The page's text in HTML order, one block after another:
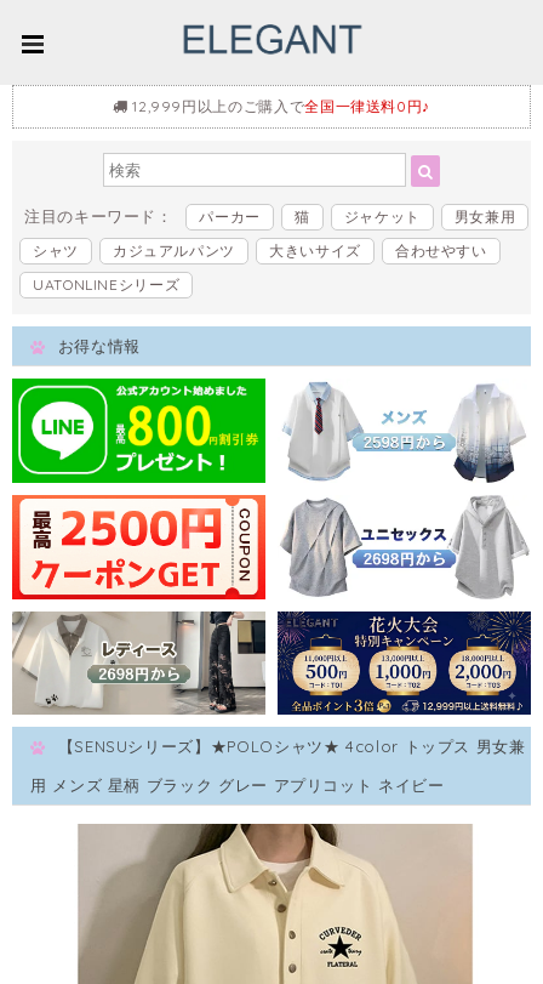
12,999円以上のご購入で全国一律送料0円♪
注目のキーワード： パーカー 猫 ジャケット
男女兼用
シャツ
カジュアルパンツ 大きいサイズ
合わせやすい
UATONLINEシリーズ
お得な情報
【SENSUシリーズ】★POLOシャツ★ 4color トップス 男女兼
用 メンズ 星柄 ブラック グレー アプリコット ネイビー